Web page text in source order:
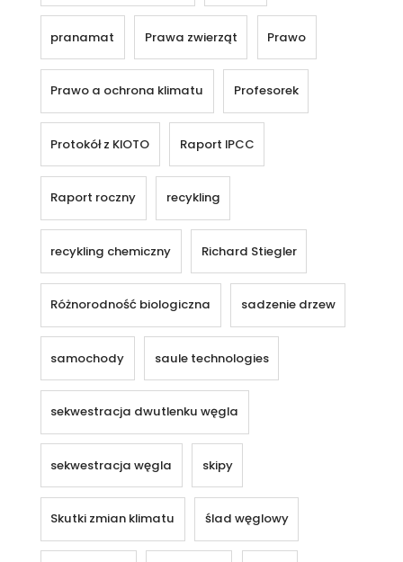
pranamat Prawa zwierząt Prawo
Prawo a ochrona klimatu Profesorek
Protokół z KIOTO Raport IPCC
Raport roczny recykling
recykling chemiczny Richard Stiegler
Różnorodność biologiczna sadzenie drzew
samochody saule technologies
sekwestracja dwutlenku węgla
sekwestracja węgla skipy
Skutki zmian klimatu ślad węglowy